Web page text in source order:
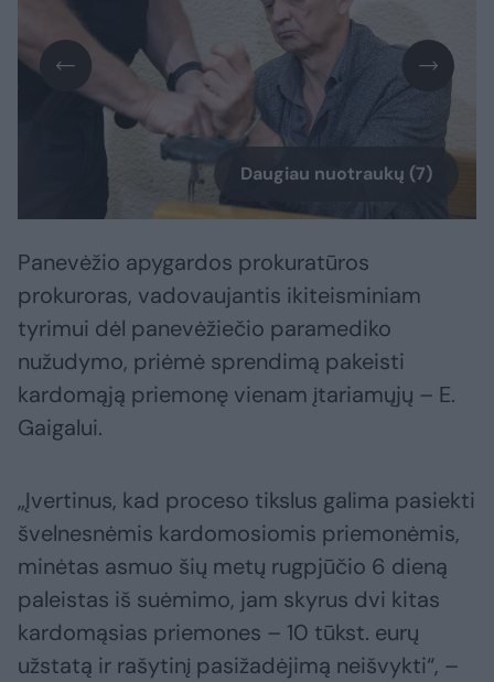
Daugiau nuotraukų (7)
Panevėžio apygardos prokuratūros
prokuroras, vadovaujantis ikiteisminiam
tyrimui dėl panevėžiečio paramediko
nužudymo, priėmė sprendimą pakeisti
kardomąją priemonę vienam įtariamųjų – E.
Gaigalui.
„Įvertinus, kad proceso tikslus galima pasiekti
švelnesnėmis kardomosiomis priemonėmis,
minėtas asmuo šių metų rugpjūčio 6 dieną
paleistas iš suėmimo, jam skyrus dvi kitas
kardomąsias priemones – 10 tūkst. eurų
užstatą ir rašytinį pasižadėjimą neišvykti“, –